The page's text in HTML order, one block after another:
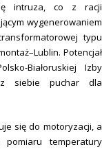
intruza, co z racji
wygenerowaniem
typu
Potencjał
Białoruskiej Izby
siebie puchar dla
się do motoryzacji, a
pomiaru temperatury